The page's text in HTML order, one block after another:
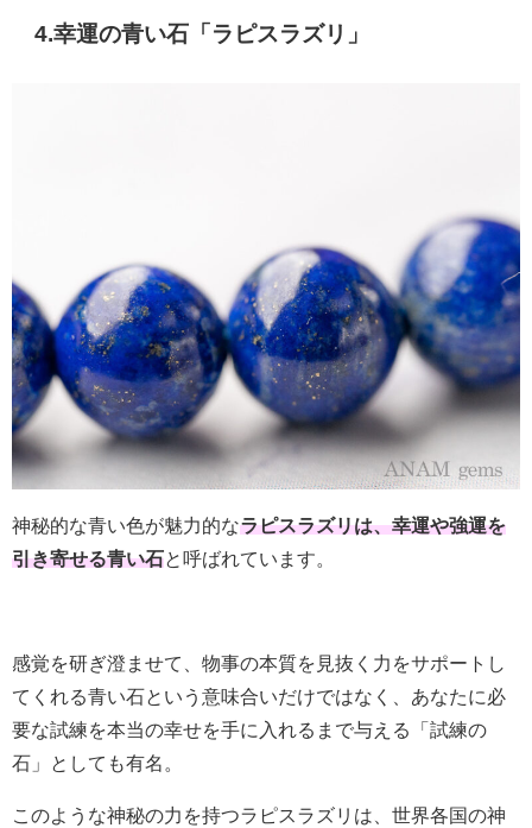
4.幸運の青い石「ラピスラズリ」
神秘的な青い色が魅力的なラピスラズリは、幸運や強運を
引き寄せる青い石と呼ばれています。
感覚を研ぎ澄ませて、物事の本質を見抜く力をサポートし
てくれる青い石という意味合いだけではなく、あなたに必
要な試練を本当の幸せを手に入れるまで与える「試練の
石」としても有名。
このような神秘の力を持つラピスラズリは、世界各国の神